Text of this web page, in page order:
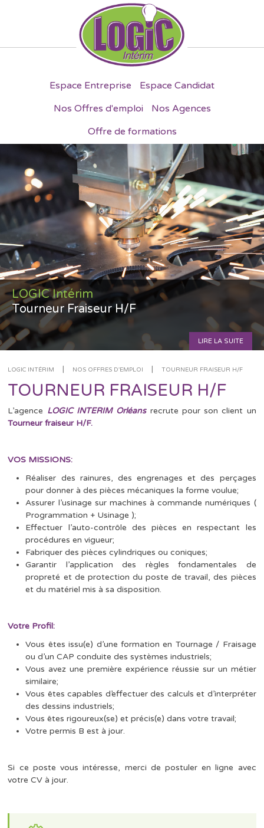
Espace Entreprise
Espace Candidat
Nos Offres d'emploi
Nos Agences
Offre de formations
LOGIC Intérim
Tourneur Fraiseur H/F
LIRE LA SUITE
LOGIC INTÉRIM | NOS OFFRES D'EMPLOI | TOURNEUR FRAISEUR H/F
TOURNEUR FRAISEUR H/F
L’agence LOGIC INTERIM Orléans recrute pour son client un
Tourneur fraiseur H/F.
VOS MISSIONS:
Réaliser des rainures, des engrenages et des perçages
pour donner à des pièces mécaniques la forme voulue;
Assurer l’usinage sur machines à commande numériques (
Programmation + Usinage );
Effectuer l’auto-contrôle des pièces en respectant les
procédures en vigueur;
Fabriquer des pièces cylindriques ou coniques;
Garantir l’application des règles fondamentales de
propreté et de protection du poste de travail, des pièces
et du matériel mis à sa disposition.
Votre Profil:
Vous êtes issu(e) d’une formation en Tournage / Fraisage
ou d’un CAP conduite des systèmes industriels;
Vous avez une première expérience réussie sur un métier
similaire;
Vous êtes capables d’effectuer des calculs et d’interpréter
des dessins industriels;
Vous êtes rigoureux(se) et précis(e) dans votre travail;
Votre permis B est à jour.
Si ce poste vous intéresse, merci de postuler en ligne avec
votre CV à jour.